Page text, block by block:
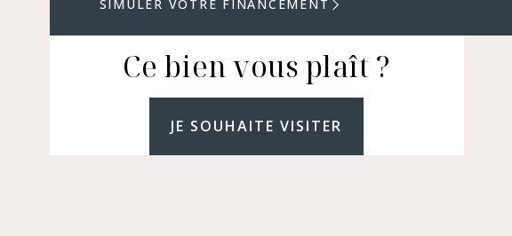
SIMULER VOTRE FINANCEMENT
Ce bien vous plaît ?
JE SOUHAITE VISITER